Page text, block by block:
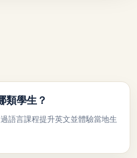
類學生？
語言課程提升英文並體驗當地生